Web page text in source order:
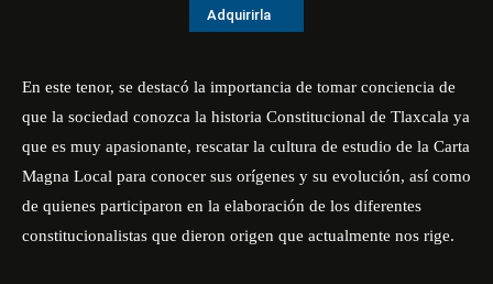
Adquirirla
En este tenor, se destacó la importancia de tomar conciencia de
que la sociedad conozca la historia Constitucional de Tlaxcala ya
que es muy apasionante, rescatar la cultura de estudio de la Carta
Magna Local para conocer sus orígenes y su evolución, así como
de quienes participaron en la elaboración de los diferentes
constitucionalistas que dieron origen que actualmente nos rige.